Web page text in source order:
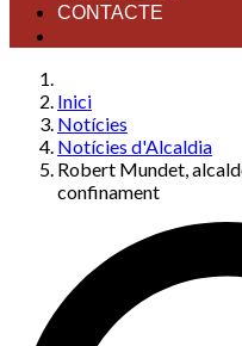
CONTACTE
Inici
Notícies
Notícies d'Alcaldia
Robert Mundet,
confinament